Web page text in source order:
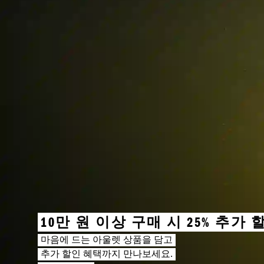
10만 원 이상 구매 시 25% 추가
마음에 드는 아울렛 상품을 담고
추가 할인 혜택까지 만나보세요.